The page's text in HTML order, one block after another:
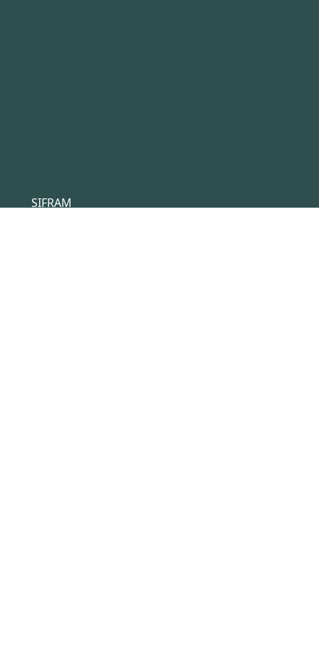
SIFRAM